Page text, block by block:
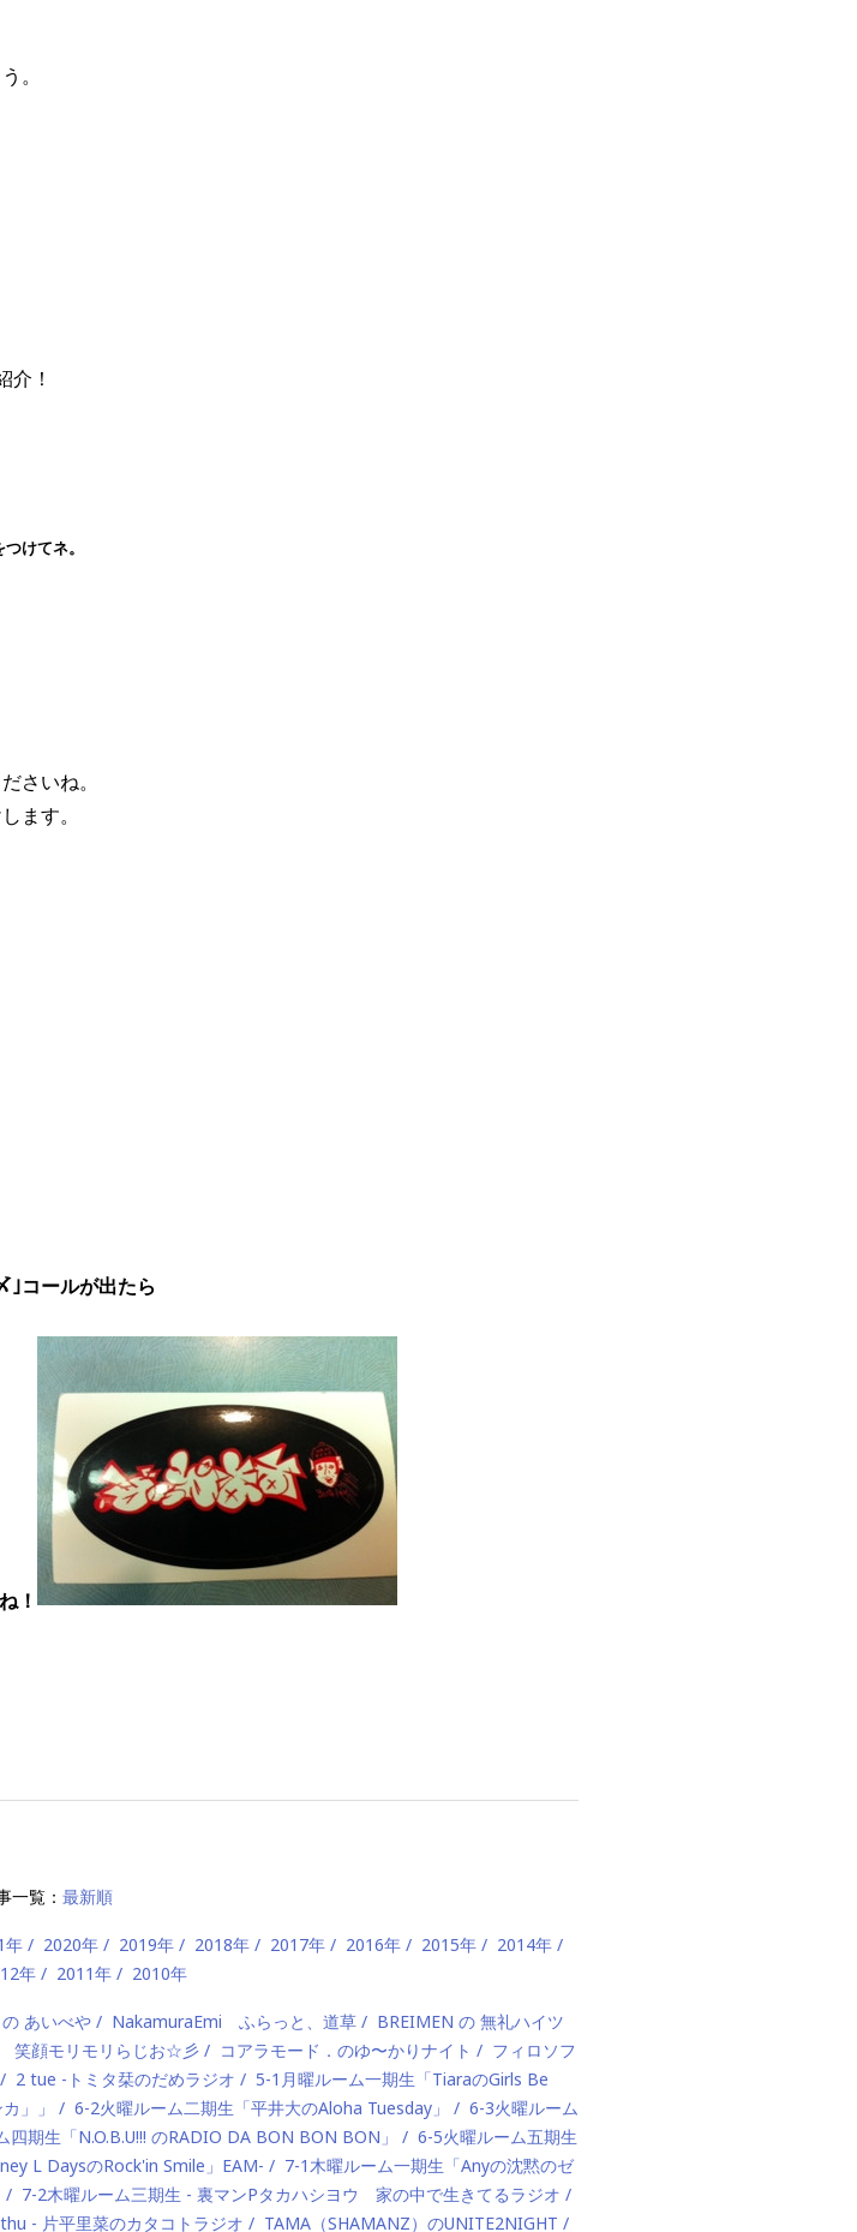
。
介！
けてネ。
さいね。
ます。
｣コールが出たら
！
一覧： 最新順
年 2020年 2019年 2018年 2017年 2016年 2015年
2014年
年 2011年 2010年
あいべや NakamuraEmi ふらっと、道草
BREIMEN の 無礼ハイツ
笑顔モリモリらじお☆彡 コアラモード．のゆ〜かりナイト
フィロソフ
2 tue -トミタ栞のだめラジオ
5-1月曜ルーム一期生「TiaraのGirls Be
」」 6-2火曜ルーム二期生「平井大のAloha Tuesday」
6-3火曜ルーム
四期生「N.O.B.U!!! のRADIO DA BON BON BON」
6-5火曜ルーム五期生
L DaysのRock'in Smile」EAM-
7-1木曜ルーム一期生「Anyの沈黙のゼ
7-2木曜ルーム三期生 - 裏マンPタカハシヨウ 家の中で生きてるラジオ
- 片平里菜のカタコトラジオ TAMA（SHAMANZ）のUNITE2NIGHT